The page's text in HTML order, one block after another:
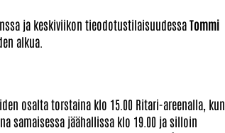
ja keskiviikon tieodotustilaisuudessaTommi
alkua.
osalta torstaina klo 15.00 Ritari-areenalla, kun
samaisessa jäähallissa klo 19.00 ja silloin